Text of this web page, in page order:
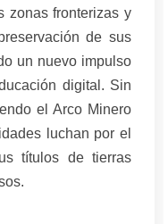
zonas fronterizas y
de sus
un nuevo impulso
digital. Sin
el Arco Minero
luchan por el
títulos de tierras